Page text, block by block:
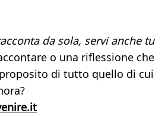
da sola, servi anche tu
o una riflessione che
di tutto quello di cui